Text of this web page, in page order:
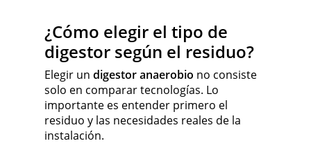
¿Cómo elegir el tipo de
digestor según el residuo?
Elegir un digestor anaerobio no consiste
solo en comparar tecnologías. Lo
importante es entender primero el
residuo y las necesidades reales de la
instalación.